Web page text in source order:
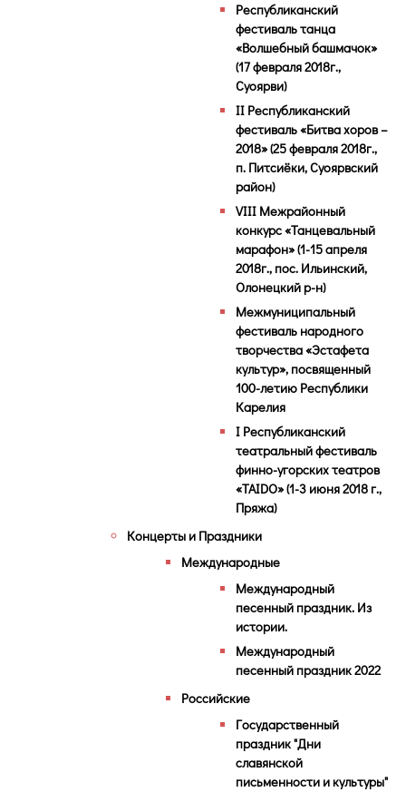
Республиканский
фестиваль танца
«Волшебный башмачок»
(17 февраля 2018г.,
Суоярви)
II Республиканский
фестиваль «Битва хоров –
2018» (25 февраля 2018г.,
п. Питсиёки, Суоярвский
район)
VIII Межрайонный
конкурс «Танцевальный
марафон» (1-15 апреля
2018г., пос. Ильинский,
Олонецкий р-н)
Межмуниципальный
фестиваль народного
творчества «Эстафета
культур», посвященный
100-летию Республики
Карелия
I Республиканский
театральный фестиваль
финно-угорских театров
«TAIDO» (1-3 июня 2018 г.,
Пряжа)
Концерты и Праздники
Международные
Международный
песенный праздник. Из
истории.
Международный
песенный праздник 2022
Российские
Государственный
праздник "Дни
славянской
письменности и культуры"